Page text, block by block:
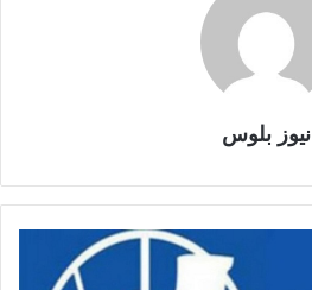
نيوز بلوس